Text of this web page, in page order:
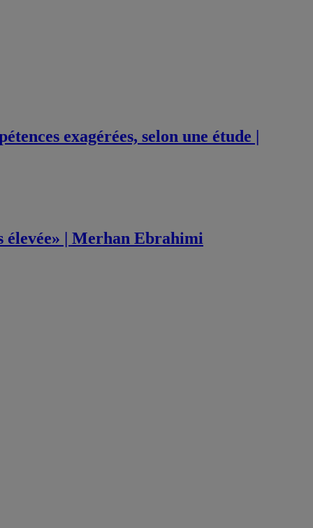
exagérées, selon une étude |
| Merhan Ebrahimi